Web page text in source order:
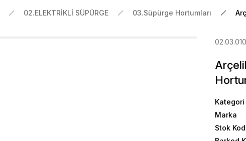
02.ELEKTRİKLİ SÜPÜRGE 03.Süpürge Hortumları
02.03.010
Kategori
Marka
Stok